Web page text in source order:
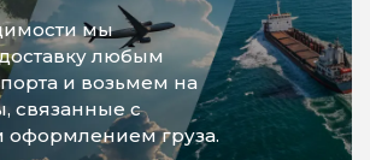
мы
любым
и возьмем на
связанные с
груза.